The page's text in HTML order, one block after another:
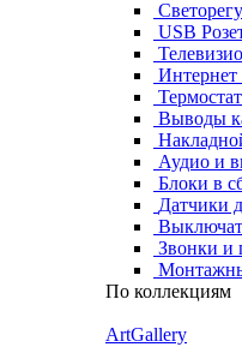
USB
Интернет
Выводы
Аудио и
Блоки в
Датчики
Звонки и
По коллекциям
ArtGallery